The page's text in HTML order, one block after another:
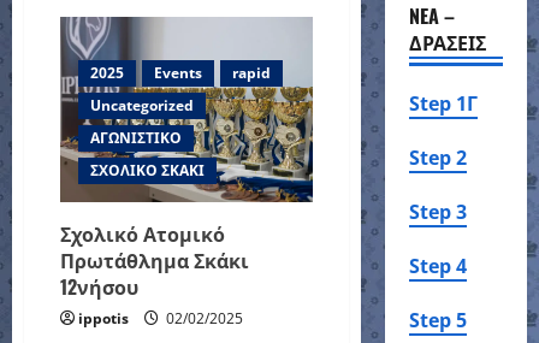
2025 Events
rapid
Uncategorized
ΑΓΩΝΙΣΤΙΚΟ
ΣΧΟΛΙΚΟ ΣΚΑΚΙ
Σχολικό Ατομικό
Πρωτάθλημα Σκάκι
12νήσου
ippotis 02/02/2025
NEA –
ΔΡΑΣΕΙΣ
Step 1Γ
Step 2
Step 3
Step 4
Step 5